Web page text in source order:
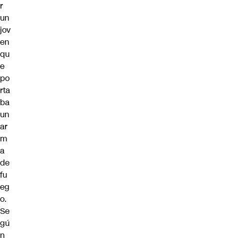
r
un
jov
en
qu
e
po
rta
ba
un
ar
m
a
de
fu
eg
o.
Se
gú
n